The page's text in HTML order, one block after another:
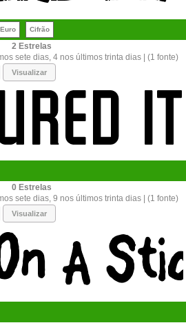
Euro Cifrão
2
sete dias, 4 nos últimos trinta dias | (1 fonte)
Visualizar
0
sete dias, 9 nos últimos trinta dias | (1 fonte)
Visualizar